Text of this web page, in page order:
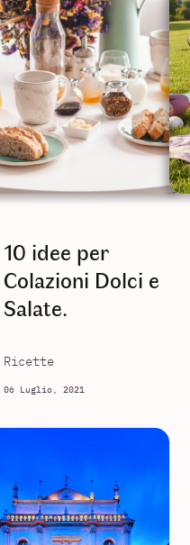
10 idee per
Colazioni Dolci e
Salate.
Ricette
06 Luglio, 2021